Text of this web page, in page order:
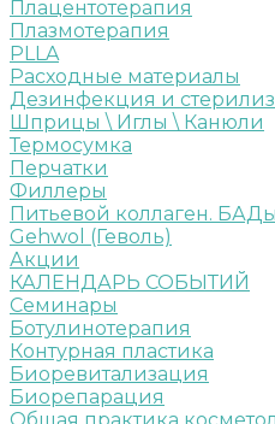
Плацентотерапия
Плазмотерапия
PLLA
Расходные материалы
Дезинфекция и
Шприцы \ Иглы \ Канюли
Термосумка
Перчатки
Филлеры
Питьевой коллаген. БАДы
Gehwol (Геволь)
Акции
КАЛЕНДАРЬ СОБЫТИЙ
Семинары
Ботулинотерапия
Контурная пластика
Биоревитализация
Биорепарация